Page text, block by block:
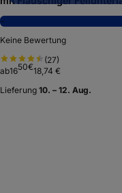
−
Keine Bewertung
(27)
ab1650€18,74 €
Lieferung 10. – 12. Aug.